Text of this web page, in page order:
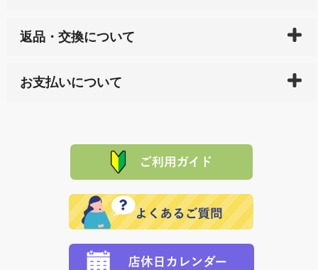
天ペイ」の方はご注文受付後）、 長崎県下全域に点在
サイト内で購入された商品の送料は、こちらの
全国送
れの生産メーカーからお客様の元へ直送いたしますの
で、 それぞれ個別に送料が必要になります。
返品・交換について
または配送途中の 事故などで不都合が生じている場合
品代金を返金いたします。）
その際は誠に申し訳ありませんが、当協会までご注文
願いいたします。
お支払いについて
た場合、お客様からの ご入金を確認した後で、商品を
定された場合は、準備出来次第の便にてお送りいたし
ます。 （到着日指定をされている場合は、ご指定の日
程に合わせてお届けいたします。）